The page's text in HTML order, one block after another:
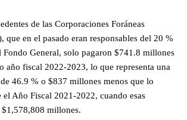
de las Corporaciones Foráneas
que en el pasado eran responsables del 20 %
Fondo General, solo pagaron $741.8 millones
año fiscal 2022-2023, lo que representa una
46.9 % o $837 millones menos que lo
el Año Fiscal 2021-2022, cuando esas
$1,578,808 millones.